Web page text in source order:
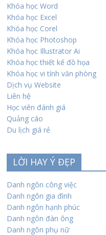
Khóa học Word
Khóa học Excel
Khóa học Corel
Khóa học Photoshop
Khóa học Illustrator Ai
Khóa học thiết kế đồ họa
Khóa học vi tính văn phòng
Dịch vụ Website
Liên hệ
Học viên đánh giá
Quảng cáo
Du lịch giá rẻ
LỜI HAY Ý ĐẸP
Danh ngôn công việc
Danh ngôn gia đình
Danh ngôn hạnh phúc
Danh ngôn đàn ông
Danh ngôn phụ nữ